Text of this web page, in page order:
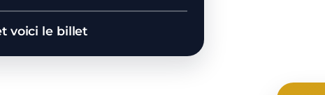
voici le billet